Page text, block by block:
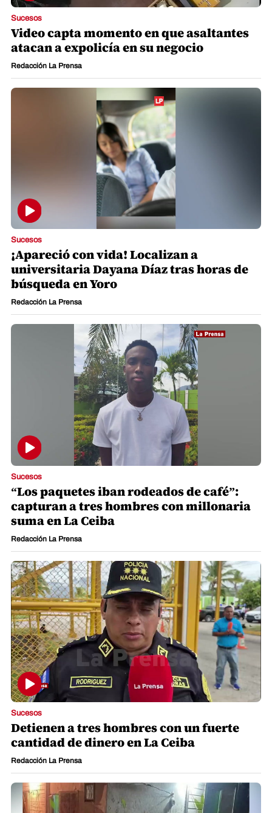
Sucesos
Video capta momento en que asaltantes
atacan a expolicía en su negocio
Redacción La Prensa
Sucesos
¡Apareció con vida! Localizan a
universitaria Dayana Díaz tras horas de
búsqueda en Yoro
Redacción La Prensa
Sucesos
“Los paquetes iban rodeados de café”:
capturan a tres hombres con millonaria
suma en La Ceiba
Redacción La Prensa
Sucesos
Detienen a tres hombres con un fuerte
cantidad de dinero en La Ceiba
Redacción La Prensa